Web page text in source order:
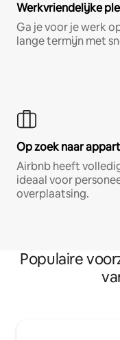
Werkvriendelijke
Ga je voor je werk
lange termijn met
Op zoek naar
Airbnb heeft
ideaal voor
overplaatsing.
Populaire